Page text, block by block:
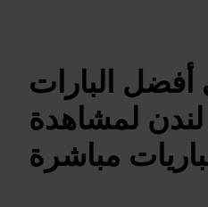
البارات
لمشاهدة
مباشرة